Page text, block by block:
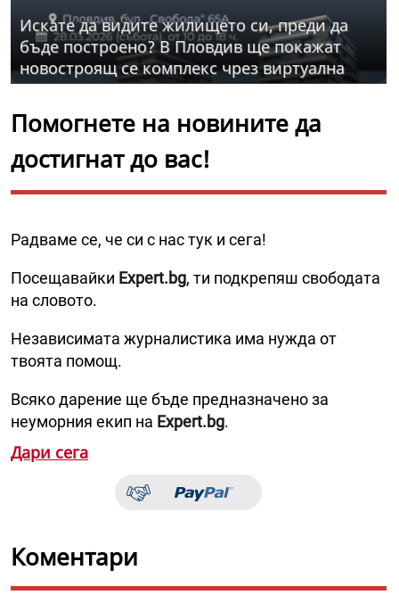
Искате да видите жилището си, преди да
бъде построено? В Пловдив ще покажат
новостроящ се комплекс чрез виртуална
разходка
Помогнете на новините да
достигнат до вас!
Радваме се, че си с нас тук и сега!
Посещавайки Expert.bg, ти подкрепяш свободата
на словото.
Независимата журналистика има нужда от
твоята помощ.
Всяко дарение ще бъде предназначено за
неуморния екип на Expert.bg.
Дари сега
Коментари